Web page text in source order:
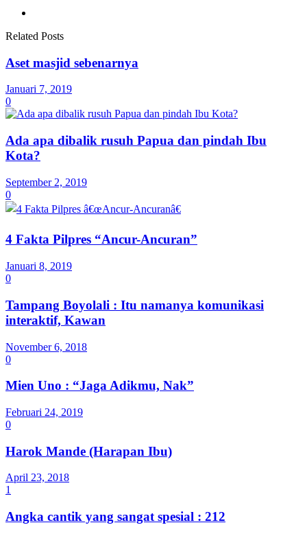
Related Posts
Aset masjid sebenarnya
Januari 7, 2019
0
Ada apa dibalik rusuh Papua dan pindah Ibu
Kota?
September 2, 2019
0
4 Fakta Pilpres “Ancur-Ancuran”
Januari 8, 2019
0
Tampang Boyolali : Itu namanya komunikasi
interaktif, Kawan
November 6, 2018
0
Mien Uno : “Jaga Adikmu, Nak”
Februari 24, 2019
0
Harok Mande (Harapan Ibu)
April 23, 2018
1
Angka cantik yang sangat spesial : 212